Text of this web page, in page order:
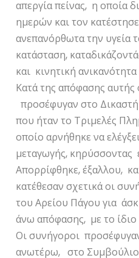
απεργία πείνας, η οποία
ημερών και τον
ανεπανόρθωτα την υγεία
κατάσταση,
και κινητική ανικανότητα
Κατά της απόφασης αυτής
προσέφυγαν στο
που ήταν το Τριμελές
οποίο αρνήθηκε να
μεταγωγής, κηρύσσοντας
Απορρίφθηκε, έξαλλου,
κατέθεσαν σχετικά οι
του Αρείου Πάγου για
άνω απόφασης, με το ίδιο
Οι συνήγοροι
ανωτέρω, στο Συμβούλιο